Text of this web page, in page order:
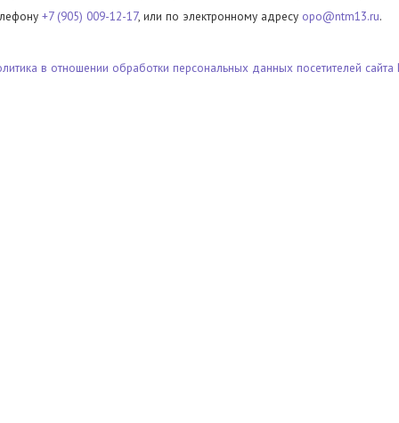
+7 (905) 009-12-17, или по электронному адресу opo@ntm13.ru.
в отношении обработки персональных данных посетителей